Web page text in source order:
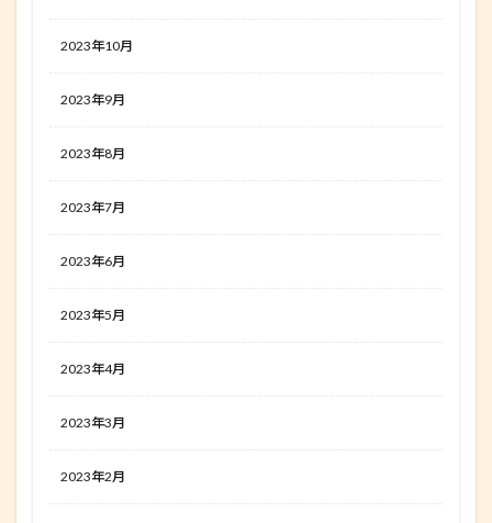
2023年10月
2023年9月
2023年8月
2023年7月
2023年6月
2023年5月
2023年4月
2023年3月
2023年2月